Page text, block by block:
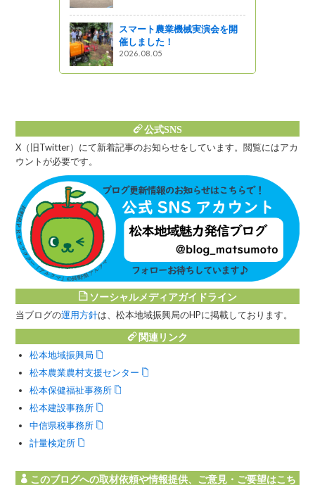
スマート農業機械実演会を開
催しました！
2026.08.05
公式SNS
X（旧Twitter）にて新着記事のお知らせをしています。閲覧にはアカ
ウントが必要です。
ソーシャルメディアガイドライン
当ブログの運用方針は、松本地域振興局のHPに掲載しております。
関連リンク
松本地域振興局
松本農業農村支援センター
松本保健福祉事務所
松本建設事務所
中信県税事務所
計量検定所
このブログへの取材依頼や情報提供、ご意見・ご要望はこち